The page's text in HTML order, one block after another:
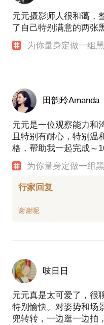
元元摄影师人很和蔼，
了自己特别满意的两张
为你量身定做一组
田韵玲Amanda
元元是一位观察能力和
且特别有耐心，特别温
格，帮助我一起完成～
为你量身定做一组
行家回复
吱日日
元元真是太可爱了，很
特别愉快。对姿势和场
兜转转，一边逛一边拍